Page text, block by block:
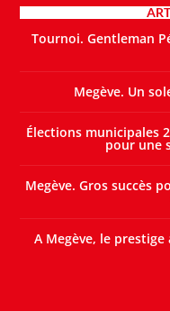
Tournoi. Gentleman
Megève. Un
Élections municipales
pour une
Megève. Gros succès
A Megève, le